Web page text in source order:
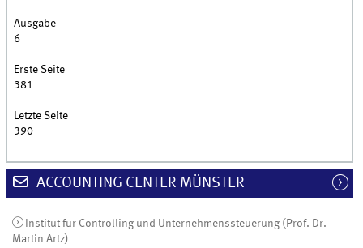
Ausgabe
6
Erste Seite
381
Letzte Seite
390
ACCOUNTING CENTER MÜNSTER
Institut für Controlling und Unternehmenssteuerung (Prof. Dr.
Martin Artz)